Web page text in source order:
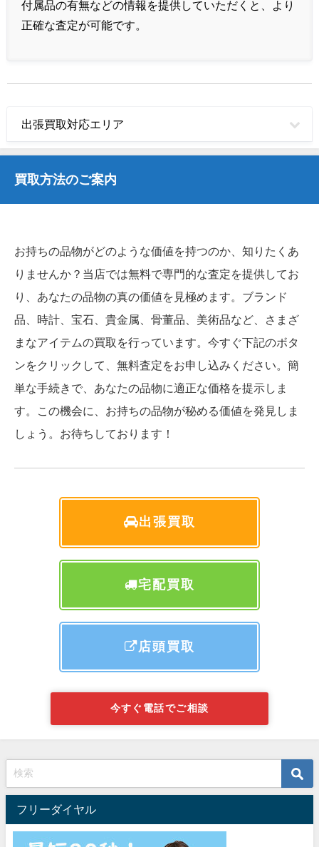
付属品の有無などの情報を提供していただくと、より
正確な査定が可能です。
出張買取対応エリア
買取方法のご案内
お持ちの品物がどのような価値を持つのか、知りたくあ
りませんか？当店では無料で専門的な査定を提供してお
り、あなたの品物の真の価値を見極めます。ブランド
品、時計、宝石、貴金属、骨董品、美術品など、さまざ
まなアイテムの買取を行っています。今すぐ下記のボタ
ンをクリックして、無料査定をお申し込みください。簡
単な手続きで、あなたの品物に適正な価格を提示しま
す。この機会に、お持ちの品物が秘める価値を発見しま
しょう。お待ちしております！
出張買取
宅配買取
店頭買取
今すぐ電話でご相談
フリーダイヤル